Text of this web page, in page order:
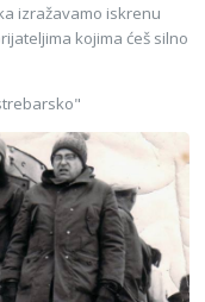
izražavamo iskrenu
kojima ćeš silno